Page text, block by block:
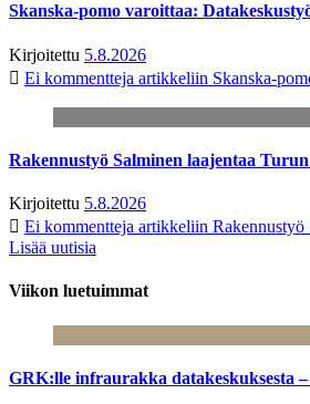
Skanska-pomo varoittaa:
Kirjoitettu 5.8.2026
Ei kommentteja artikkeliin Skanska-
Rakennustyö Salminen laajentaa
Kirjoitettu 5.8.2026
Ei kommentteja artikkeliin Rakennustyö
Lisää uutisia
Viikon luetuimmat
GRK:lle infraurakka datakeskuksesta